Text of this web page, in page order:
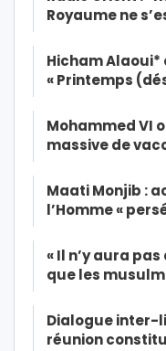
Royaume ne
Hicham
« Printemps
Mohammed VI
massive de
Maati Monjib :
l’Homme «
« Il n’y aura
que les
Dialogue inter-
réunion